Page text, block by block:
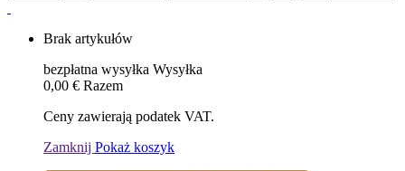
Brak artykułów
bezpłatna wysyłka Wysyłka
0,00 € Razem
Ceny zawierają podatek VAT.
Zamknij Pokaż koszyk